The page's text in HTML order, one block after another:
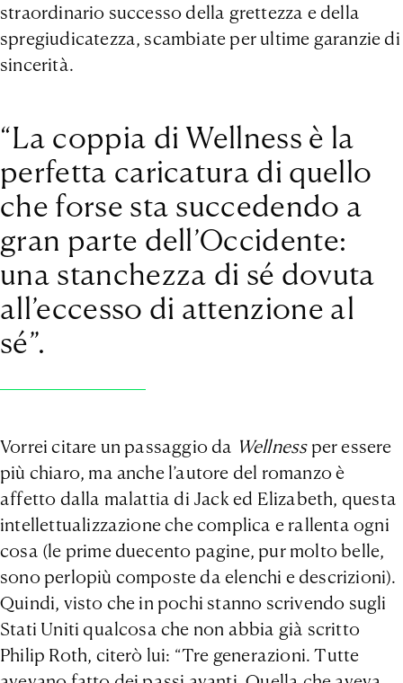
straordinario successo della grettezza e della
spregiudicatezza, scambiate per ultime garanzie di
sincerità.
“La coppia di Wellness è la
perfetta caricatura di quello
che forse sta succedendo a
gran parte dell’Occidente:
una stanchezza di sé dovuta
all’eccesso di attenzione al
sé”.
Vorrei citare un passaggio da Wellnessper essere
più chiaro, ma anche l’autore del romanzo è
affetto dalla malattia di Jack ed Elizabeth, questa
intellettualizzazione che complica e rallenta ogni
cosa (le prime duecento pagine, pur molto belle,
sono perlopiù composte da elenchi e descrizioni).
Quindi, visto che in pochi stanno scrivendo sugli
Stati Uniti qualcosa che non abbia già scritto
Philip Roth, citerò lui: “Tre generazioni. Tutte